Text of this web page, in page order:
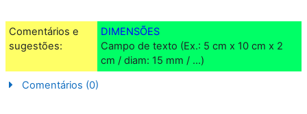
Comentários e
sugestões:
DIMENSÕES
Campo de texto (Ex.: 5 cm x 10 cm x 2
cm / diam: 15 mm / ...)
Comentários (0)